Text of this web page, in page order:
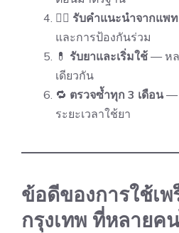
👨‍⚕️ รับคำแนะนำจากแพ
และการป้องกันร่วม
💊 รับยาและเริ่มใช้ — หล
เดียวกัน
🔁 ตรวจซ้ำทุก 3 เดือน—
ระยะเวลาใช้ยา
ข้อดีของการใช้เ
กรุงเทพ ที่หลายค